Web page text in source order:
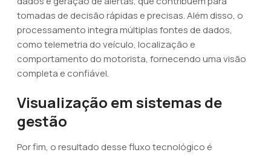
tomadas de decisão rápidas e precisas. Além disso, o
processamento integra múltiplas fontes de dados,
como telemetria do veículo, localização e
comportamento do motorista, fornecendo uma visão
completa e confiável.
Visualização em sistemas de
gestão
Por fim, o resultado desse fluxo tecnológico é